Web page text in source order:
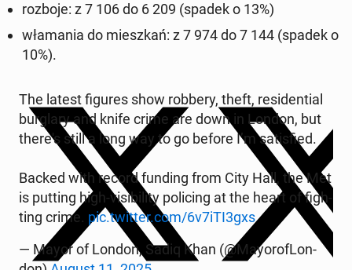
rozboje: z 7 106 do 6 209 (spadek o 13%)
wła­ma­nia do miesz­kań: z 7 974 do 7 144 (spadek o
10%).
The latest figures show robbery, theft, re­si­den­tial
bur­gla­ry and knife crime are down in London, but
there's still a long way to go before I’m sa­tis­fied.
Backed with record funding from City Hall, the Met
is putting high-vi­si­bi­li­ty po­li­cing at the heart of fi­gh­
ting crime. pic.twitter.com/6v7iTI3gxs
— Mayor of London, Sadiq Khan (@May­oro­fLon­